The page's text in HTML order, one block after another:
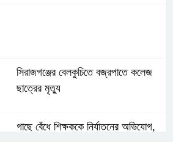
সিরাজগঞ্জের বেলকুচিতে বজ্রপাতে কলেজ
ছাত্রের মৃত্যু
গাছে বেঁধে শিক্ষককে নির্যাতনের অভিযোগ,